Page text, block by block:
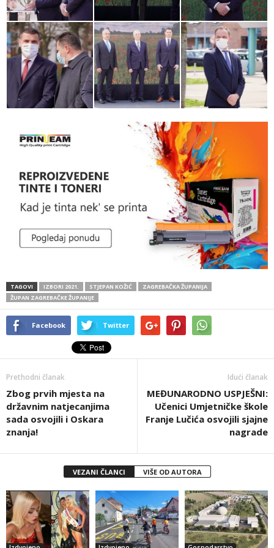
TAGOVI IZBORI 2021. STJEPAN KOŽIĆ
ZAGREBAČKA ŽUPANIJA
ŽUPAN ZAGREBAČKE ŽUPANIJE
Facebook Twitter
Prethodni članak
Zbog prvih mjesta na
državnim natjecanjima
sada osvojili i Oskara
znanja!
Idući članak
MEĐUNARODNO USPJEŠNI:
Učenici Umjetničke škole
Franje Lučića osvojili sjajne
nagrade
VEZANI ČLANCI VIŠE OD AUTORA